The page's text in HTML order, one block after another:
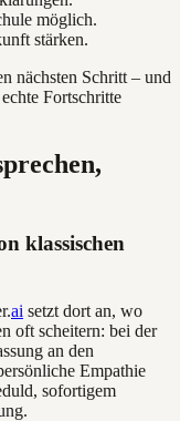
möglich.
stärken.
nächsten Schritt – und
Fortschritte
klassischen
ai setzt dort an, wo
oft scheitern: bei der
an den
Empathie
sofortigem